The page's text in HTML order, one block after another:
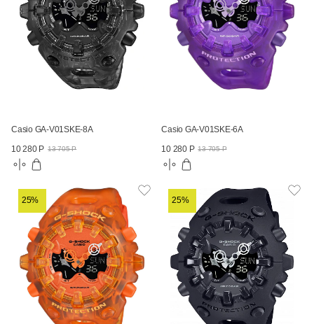
Casio GA-V01SKE-8A
10 280 Р 13 705 Р
Casio GA-V01SKE-6A
10 280 Р 13 705 Р
25% 25%